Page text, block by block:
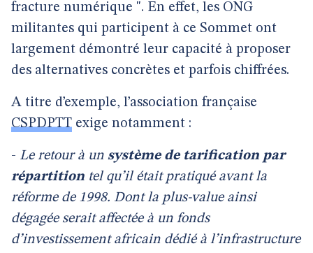
fracture numérique ". En effet, les ONG
militantes qui participent à ce Sommet ont
largement démontré leur capacité à proposer
des alternatives concrètes et parfois chiffrées.
A titre d’exemple, l’association française
CSPDPTT exige notamment :
- Le retour à un système de tarification par
répartition tel qu’il était pratiqué avant la
réforme de 1998. Dont la plus-value ainsi
dégagée serait affectée à un fonds
d’investissement africain dédié à l’infrastructure